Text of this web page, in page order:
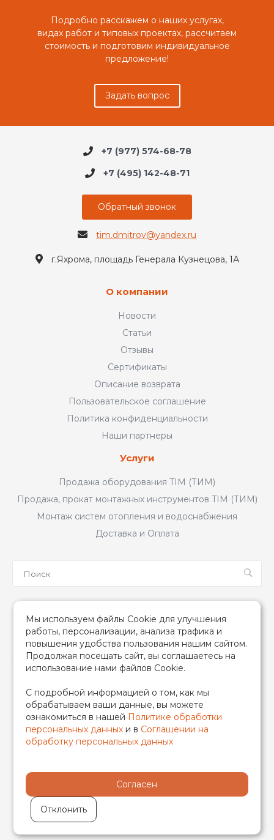
Подробно расскажем о наших услугах,
видах работ и типовых проектах, рассчитаем
стоимость и подготовим индивидуальное
предложение!
Задать вопрос
+7 (977) 574-68-78
+7 (495) 142-48-71
Обратный звонок
tim.dmitrov@yandex.ru
г.Яхрома, площадь Генерала Кузнецова, 1А
О компании
Новости
Статьи
Отзывы
Сертификаты
Описание возврата
Пользовательское соглашение
Политика конфиденциальности
Наши партнеры
Услуги
Продажа оборудования TIM (ТИМ)
Продажа, прокат монтажных инструментов TIM (ТИМ)
Монтаж систем отопления и водоснабжения
Доставка и Оплата
2026 © TIM (ТИМ) Инженерная сантехника, Все права
защищены
ИП Гончаренко Надежда Николаевна
500708528433/319500700011740
Мы используем файлы Cookie для улучшения
работы, персонализации, анализа трафика и
повышения удобства пользования нашим сайтом.
Продолжая посещать сайт, вы соглашаетесь на
использование нами файлов Cookie.
С подробной информацией о том, как мы
обрабатываем ваши данные, вы можете
ознакомиться в нашей Политике обработки
персональных данных и в Соглашении на
обработку персональных данных
Согласен
Отклонить